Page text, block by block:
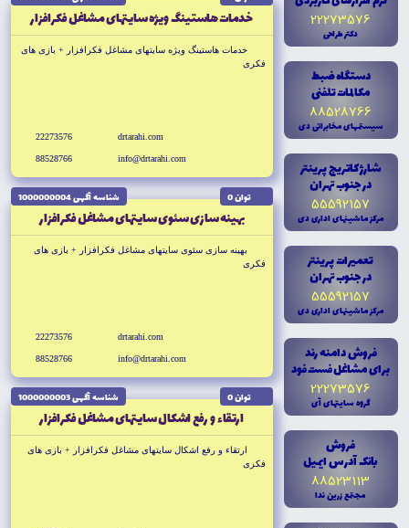
22273576
دکتر طراحى
دستگاه ضبط
مکالمات تلفنى
88528766
سيستمهاى مخابراتى دى
شارژ کاتريج پرينتر
در جنوب تهران
55592157
مرکز ماشينهاى ادارى دى
تعميرات پرينتر
در جنوب تهران
55592157
مرکز ماشينهاى ادارى دى
فروش دامنه رند
براى مشاغل فست فود
22273576
گروه سايتهاى آى
فروش
بانک آدرس ايميل
88523113
مجتمع زرين ندا
خدمات هاستينگ ويژه سايتهاى مشاغل فكرافزار
خدمات هاستينگ ويژه سايتهاى مشاغل فكرافزار + بازى هاى
فكرى
drtarahi.com
info@drtarahi.com
22273576
88528766
توان 0 شناسه آگهى 1000000004
بهينه سازى سئوى سايتهاى مشاغل فكرافزار
بهينه سازى سئوى سايتهاى مشاغل فكرافزار + بازى هاى
فكرى
drtarahi.com
info@drtarahi.com
22273576
88528766
توان 0 شناسه آگهى 1000000003
ارتقاء و رفع اشکال سايتهاى مشاغل فكرافزار
ارتقاء و رفع اشکال سايتهاى مشاغل فكرافزار + بازى هاى
فكرى